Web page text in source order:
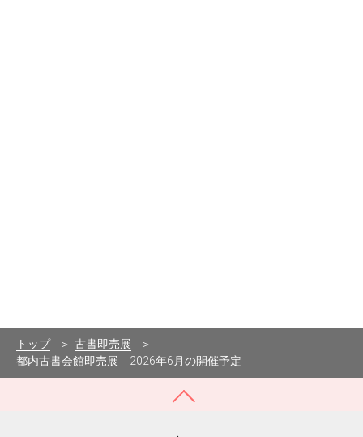
トップ
古書即売展
都内古書会館即売展 2026年6月の開催予定